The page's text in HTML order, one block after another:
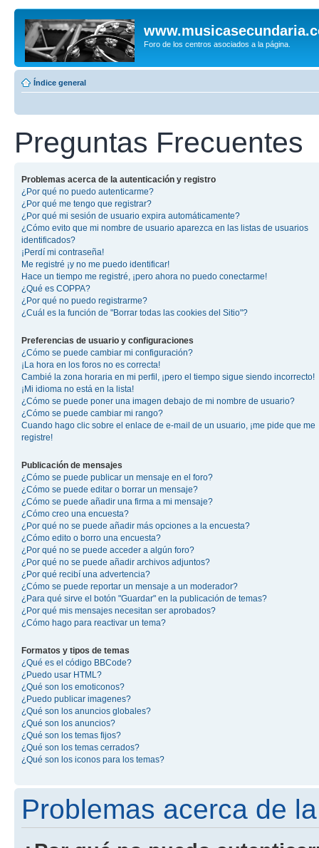
Foro de los centros asociados a la página.
Índice general
Preguntas Frecuentes
Problemas acerca de la autenticación y registro
¿Por qué no puedo autenticarme?
¿Por qué me tengo que registrar?
¿Por qué mi sesión de usuario expira automáticamente?
¿Cómo evito que mi nombre de usuario aparezca en las listas de usuarios
identificados?
¡Perdí mi contraseña!
Me registré ¡y no me puedo identificar!
Hace un tiempo me registré, ¡pero ahora no puedo conectarme!
¿Qué es COPPA?
¿Por qué no puedo registrarme?
¿Cuál es la función de "Borrar todas las cookies del Sitio"?
Preferencias de usuario y configuraciones
¿Cómo se puede cambiar mi configuración?
¡La hora en los foros no es correcta!
Cambié la zona horaria en mi perfil, ¡pero el tiempo sigue siendo incorrecto!
¡Mi idioma no está en la lista!
¿Cómo se puede poner una imagen debajo de mi nombre de usuario?
¿Cómo se puede cambiar mi rango?
Cuando hago clic sobre el enlace de e-mail de un usuario, ¡me pide que me
registre!
Publicación de mensajes
¿Cómo se puede publicar un mensaje en el foro?
¿Cómo se puede editar o borrar un mensaje?
¿Cómo se puede añadir una firma a mi mensaje?
¿Cómo creo una encuesta?
¿Por qué no se puede añadir más opciones a la encuesta?
¿Cómo edito o borro una encuesta?
¿Por qué no se puede acceder a algún foro?
¿Por qué no se puede añadir archivos adjuntos?
¿Por qué recibí una advertencia?
¿Cómo se puede reportar un mensaje a un moderador?
¿Para qué sirve el botón "Guardar" en la publicación de temas?
¿Por qué mis mensajes necesitan ser aprobados?
¿Cómo hago para reactivar un tema?
Formatos y tipos de temas
¿Qué es el código BBCode?
¿Puedo usar HTML?
¿Qué son los emoticonos?
¿Puedo publicar imagenes?
¿Qué son los anuncios globales?
¿Qué son los anuncios?
¿Qué son los temas fijos?
¿Qué son los temas cerrados?
¿Qué son los iconos para los temas?
Problemas acerca de